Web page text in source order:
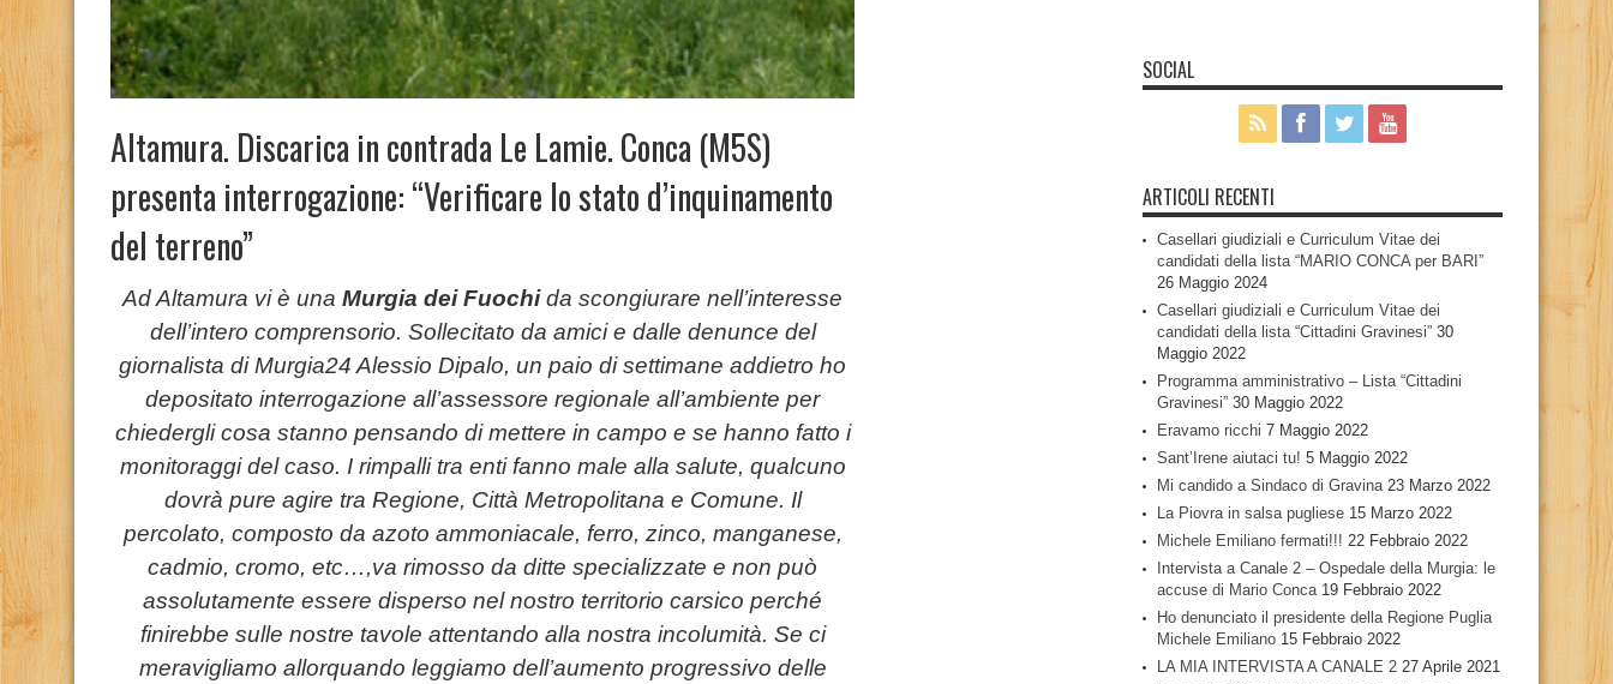
Altamura. Discarica in contrada Le Lamie. Conca (M5S)
presenta interrogazione: “Verificare lo stato d’inquinamento
del terreno”
Ad Altamura vi è una Murgia dei Fuochida scongiurare nell’interesse
dell’intero comprensorio. Sollecitato da amici e dalle denunce del
giornalista di Murgia24 Alessio Dipalo, un paio di settimane addietro ho
depositato interrogazione all’assessore regionale all’ambiente per
chiedergli cosa stanno pensando di mettere in campo e se hanno fatto i
monitoraggi del caso. I rimpalli tra enti fanno male alla salute, qualcuno
dovrà pure agire tra Regione, Città Metropolitana e Comune. Il
percolato, composto da azoto ammoniacale, ferro, zinco, manganese,
cadmio, cromo, etc…,va rimosso da ditte specializzate e non può
assolutamente essere disperso nel nostro territorio carsico perché
finirebbe sulle nostre tavole attentando alla nostra incolumità. Se ci
meravigliamo allorquando leggiamo dell’aumento progressivo delle
SOCIAL
ARTICOLI RECENTI
Casellari giudiziali e Curriculum Vitae dei
candidati della lista “MARIO CONCA per BARI”
26 Maggio 2024
Casellari giudiziali e Curriculum Vitae dei
candidati della lista “Cittadini Gravinesi” 30
Maggio 2022
Programma amministrativo – Lista “Cittadini
Gravinesi” 30 Maggio 2022
Eravamo ricchi 7 Maggio 2022
Sant’Irene aiutaci tu! 5 Maggio 2022
Mi candido a Sindaco di Gravina 23 Marzo 2022
La Piovra in salsa pugliese 15 Marzo 2022
Michele Emiliano fermati!!! 22 Febbraio 2022
Intervista a Canale 2 – Ospedale della Murgia: le
accuse di Mario Conca 19 Febbraio 2022
Ho denunciato il presidente della Regione Puglia
Michele Emiliano 15 Febbraio 2022
LA MIA INTERVISTA A CANALE 2 27 Aprile 2021